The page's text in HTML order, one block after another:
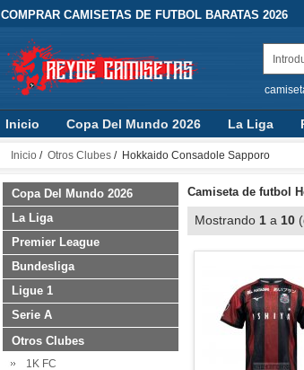
COMPRAR CAMISETAS DE FUTBOL BARATAS 2026
Inicio Copa Del Mundo 2026 La Liga
Inicio / Otros Clubes / Hokkaido Consadole Sapporo
Copa Del Mundo 2026
La Liga
Premier League
Bundesliga
Ligue 1
Serie A
Otros Clubes
1K FC
Camiseta de futbol
Mostrando 1 a 10